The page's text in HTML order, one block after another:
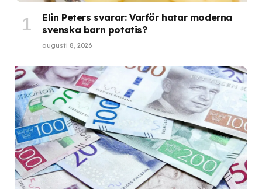
Elin Peters svarar: Varför hatar moderna
svenska barn potatis?
augusti 8, 2026